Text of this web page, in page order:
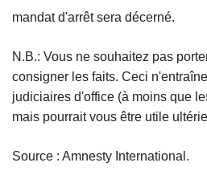
mandat d'arrêt sera décerné.
N.B.: Vous ne souhaitez pas
consigner les faits. Ceci
judiciaires d'office (à moins que
mais pourrait vous être utile
Source : Amnesty International.